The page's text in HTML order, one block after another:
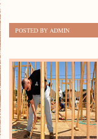
POSTED BY ADMIN